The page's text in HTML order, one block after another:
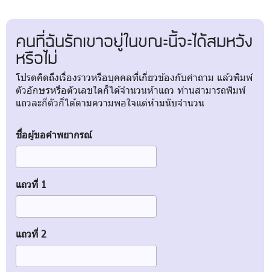
คนที่ฉันรักเขาอยู่ในขณะนี้จะได้สมหวัง
หรือไม่
โปรดคิดถึงเรื่องราวหรือบุคคลที่เกี่ยวข้องกับคำถาม แล้วพิมพ์
ตัวอักษรหรือตัวเลขใดก็ได้จำนวนห้าแถว ท่านสามารถพิมพ์
แถวละกี่ตัวก็ได้ตามความพอใจแต่ห้ามนับจำนวน
ชื่อผู้ขอคำพยากรณ์
แถวที่ 1
แถวที่ 2